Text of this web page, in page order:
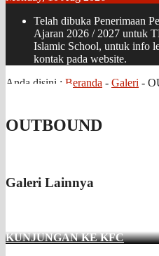
Telah dibuka Penerimaan
Ajaran 2026 / 2027 untuk
Islamic School, untuk info
kontak pada website.
Anda disini : Beranda - Galeri -
OUTBOUND
Galeri Lainnya
KUNJUNGAN KE KFC